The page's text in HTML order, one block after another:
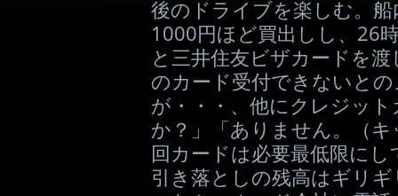
後のドライブを楽しむ。
1000円ほど買出しし、26
と三井住友ビザカードを
のカード受付できないと
が・・・、他にクレジッ
か？」「ありません。（
回カードは必要最低限に
引き落としの残高はギリ